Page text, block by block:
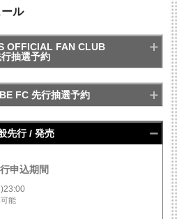
ル
OFFICIAL FAN CLUB
抽選予約
FC 先行抽選予約
先行 / 発売
申込期間
能